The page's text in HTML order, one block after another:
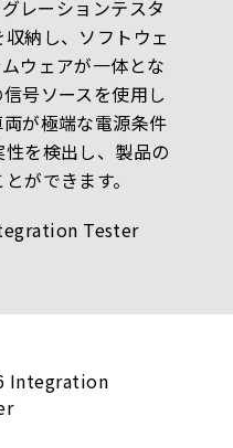
レーションテスタ
納し、ソフトウェ
ウェアが一体とな
号ソースを使用し
が極端な電源条件
を検出し、製品の
ができます。